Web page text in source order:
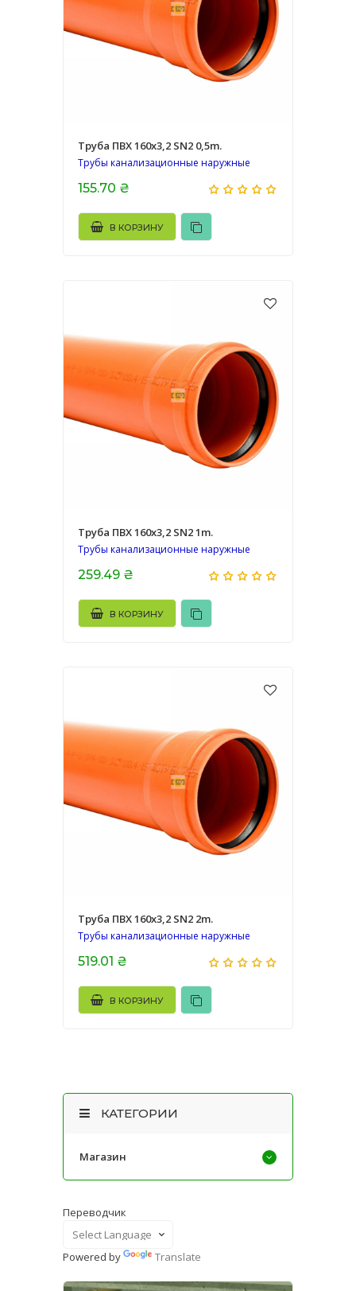
Труба ПВХ 160х3,2 SN2 0,5m.
Трубы канализационные наружные
155.70 ₴
В КОРЗИНУ
Труба ПВХ 160х3,2 SN2 1m.
Трубы канализационные наружные
259.49 ₴
В КОРЗИНУ
Труба ПВХ 160х3,2 SN2 2m.
Трубы канализационные наружные
519.01 ₴
В КОРЗИНУ
КАТЕГОРИИ
Магазин
Переводчик
Powered by Translate